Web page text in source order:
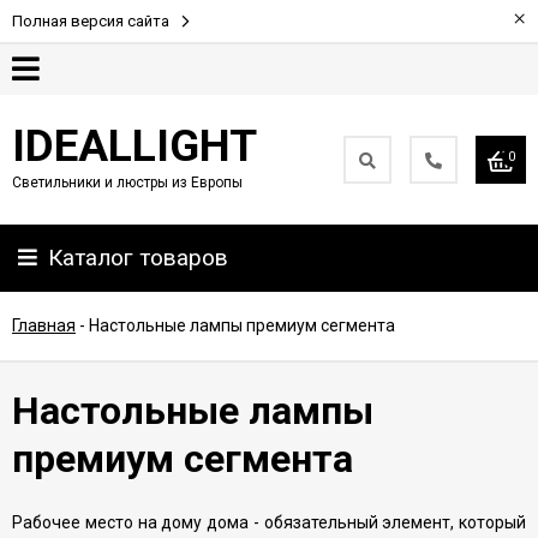
Полная версия сайта ×
Партнерам
Доставка
IDEALLIGHT
Светильники и люстры из Европы
0
Каталог товаров
Главная - Настольные лампы премиум сегмента
Настольные лампы
премиум сегмента
Рабочее место на дому дома - обязательный элемент, который